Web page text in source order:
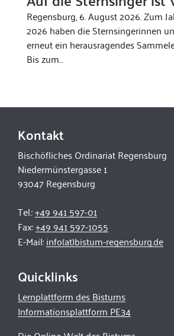
Regensburg, 6. August 2026. Zum
2026 haben die Sternsingerinnen
erneut ein herausragendes
Bis zum…
Kontakt
Bischöfliches Ordinariat Regensburg
Niedermünstergasse 1
93047 Regensburg
Tel.:+49 941 597-01
Fax:+49 941 597-1055
E-Mail:info(at)bistum-regensburg.de
Quicklinks
Lernplattform des Bistums
Informationsplattform PE34